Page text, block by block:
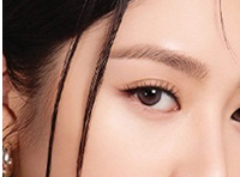
カラコン、韓国乱視カラ
遠視カラコン、コンタクト
格安カラコン専門のチョコ
] ボシュロム ラシェル (1
、乱視カラコン、格安乱
カラコン、韓国乱視カラ